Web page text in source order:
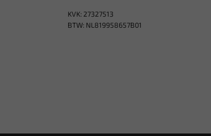
KVK: 27327513
BTW: NL819958657B01